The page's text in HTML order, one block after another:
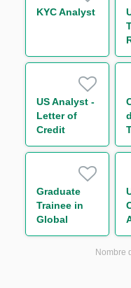
STRUCTURE
(CDD) H/F
KYC Analyst
US Analyst -
Letter of
Credit
Analyst
Graduate
Trainee in
Global
Markets
Division 环球Nombre